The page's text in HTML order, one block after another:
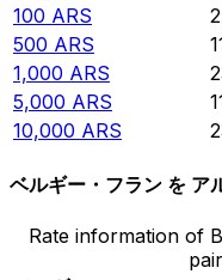
100 ARS
500 ARS
1,000 ARS
5,000 ARS
10,000 ARS
ベルギー・フラン を ア
Rate information of
pair